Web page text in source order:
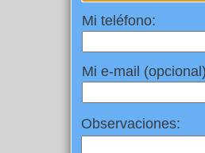
Mi teléfono:
Mi e-mail
Observaciones: